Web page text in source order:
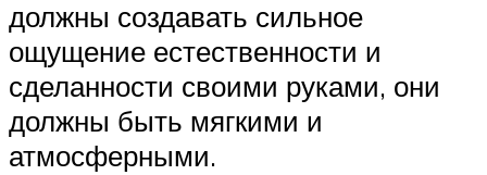
должны создавать сильное
ощущение естественности и
сделанности своими руками, они
должны быть мягкими и
атмосферными.